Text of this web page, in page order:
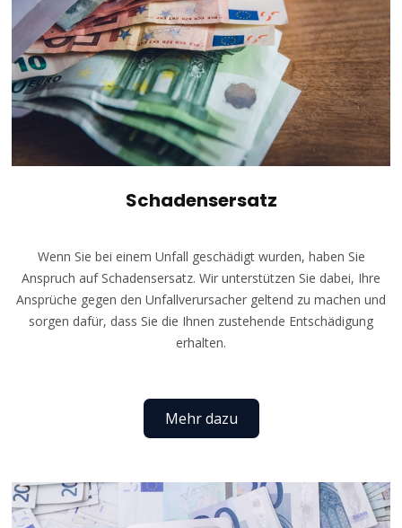
Schadensersatz
Wenn Sie bei einem Unfall geschädigt wurden, haben Sie
Anspruch auf Schadensersatz. Wir unterstützen Sie dabei, Ihre
Ansprüche gegen den Unfallverursacher geltend zu machen und
sorgen dafür, dass Sie die Ihnen zustehende Entschädigung
erhalten.
Mehr dazu